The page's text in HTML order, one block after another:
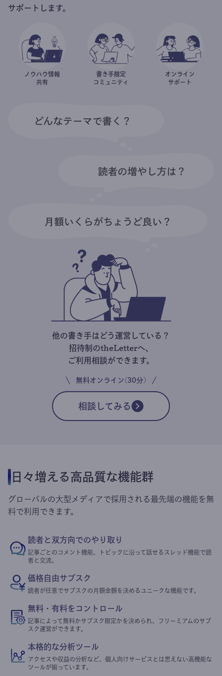
サポートします。
ノウハウ情報
共有
書き手限定
コミュニティ
オンライン
サポート
他の書き手はどう運営している？
招待制のtheLetterへ、
ご利用相談ができます。
無料オンライン(30分)
相談してみる
日々増える高品質な機能群
グローバルの大型メディアで採用される最先端の機能を無
料で利用できます。
読者と双方向でのやり取り
記事ごとのコメント機能、トピックに沿って話せるスレッド機能で読
者と交流。
価格自由サブスク
読者が任意でサブスクの月額金額を決めるユニークな機能です。
無料・有料をコントロール
記事によって無料かサブスク限定かを決められ、フリーミアムのサブ
スク運営ができます。
本格的な分析ツール
アクセスや収益の分析など、個人向けサービスとは思えない高機能な
ツールが揃っています。